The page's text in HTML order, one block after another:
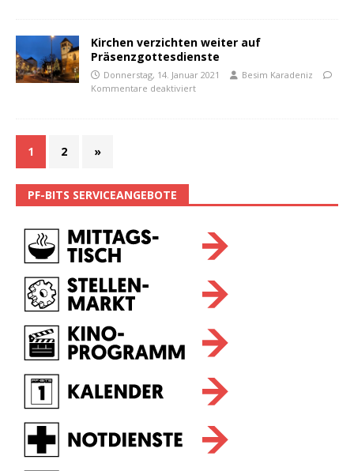
Kirchen verzichten weiter auf
Präsenzgottesdienste
Donnerstag, 14. Januar 2021
Besim Karadeniz
Kommentare deaktiviert
1 2 »
PF-BITS SERVICEANGEBOTE